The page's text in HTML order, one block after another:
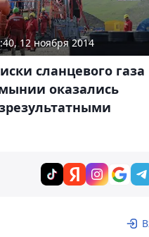
12 ноября 2014
сланцевого газа
оказались